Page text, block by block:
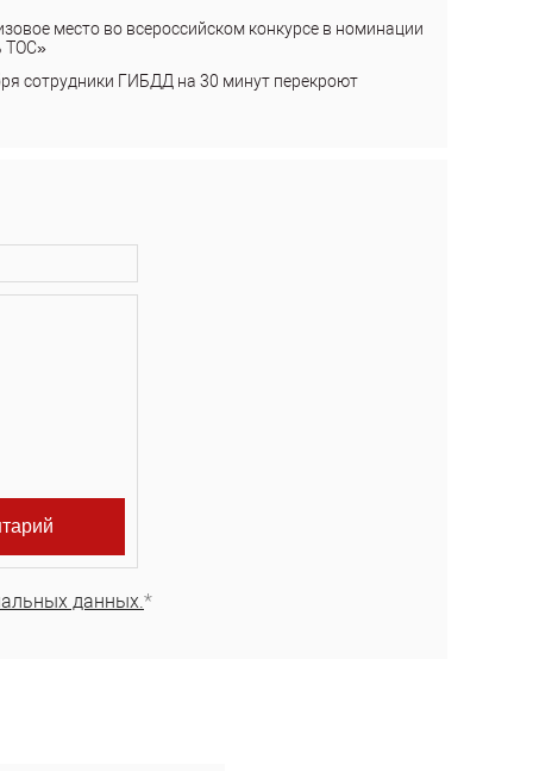
место во всероссийском конкурсе в номинации
ТОС»
сотрудники ГИБДД на 30 минут перекроют
данных.*